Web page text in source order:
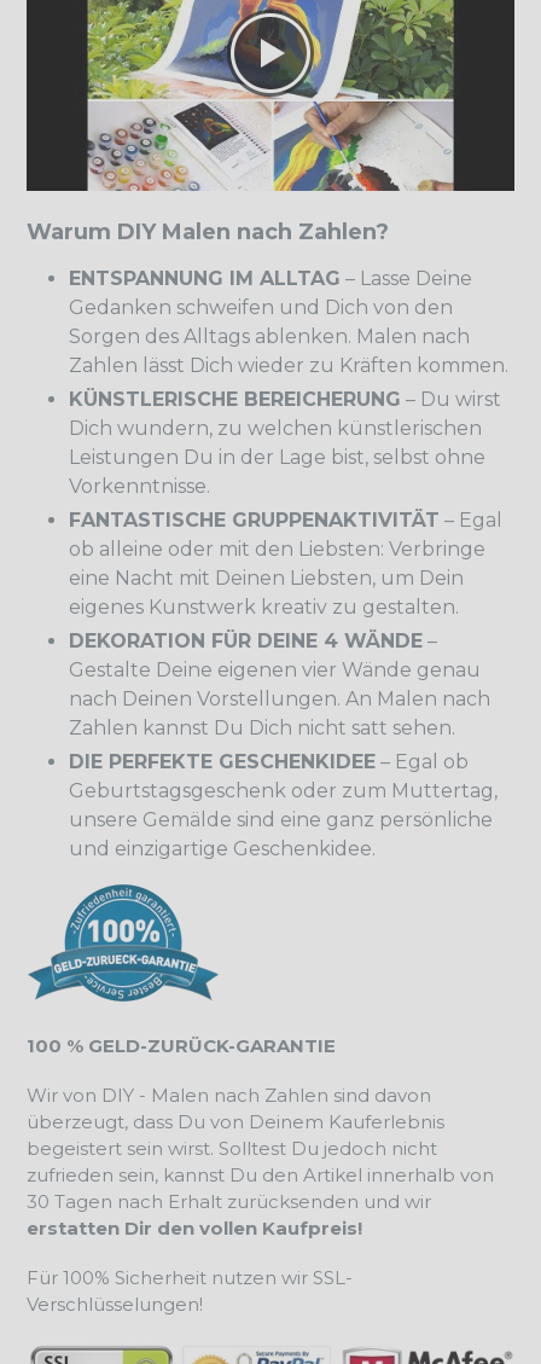
Warum DIY Malen nach Zahlen?
ENTSPANNUNG IM ALLTAG – Lasse Deine
Gedanken schweifen und Dich von den
Sorgen des Alltags ablenken. Malen nach
Zahlen lässt Dich wieder zu Kräften kommen.
KÜNSTLERISCHE BEREICHERUNG – Du wirst
Dich wundern, zu welchen künstlerischen
Leistungen Du in der Lage bist, selbst ohne
Vorkenntnisse.
FANTASTISCHE GRUPPENAKTIVITÄT – Egal
ob alleine oder mit den Liebsten: Verbringe
eine Nacht mit Deinen Liebsten, um Dein
eigenes Kunstwerk kreativ zu gestalten.
DEKORATION FÜR DEINE 4 WÄNDE –
Gestalte Deine eigenen vier Wände genau
nach Deinen Vorstellungen. An Malen nach
Zahlen kannst Du Dich nicht satt sehen.
DIE PERFEKTE GESCHENKIDEE – Egal ob
Geburtstagsgeschenk oder zum Muttertag,
unsere Gemälde sind eine ganz persönliche
und einzigartige Geschenkidee.
100 % GELD-ZURÜCK-GARANTIE
Wir von DIY - Malen nach Zahlen sind davon
überzeugt, dass Du von Deinem Kauferlebnis
begeistert sein wirst. Solltest Du jedoch nicht
zufrieden sein, kannst Du den Artikel innerhalb von
30 Tagen nach Erhalt zurücksenden und wir
erstatten Dir den vollen Kaufpreis!
Für 100% Sicherheit nutzen wir SSL-
Verschlüsselungen!